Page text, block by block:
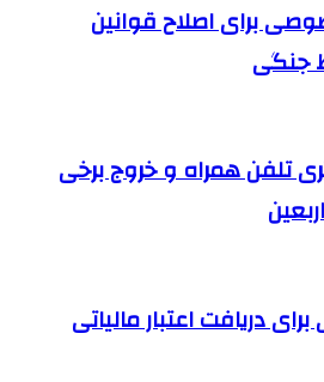
برای اصلاح قوانین
جنگی
تلفن همراه و خروج برخی
دریافت اعتبار مالیاتی